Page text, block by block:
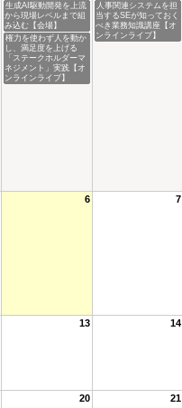
6 7
13 14
20 21
生成AI駆動開発を上流
から現場レベルまで組
み込む【会場】
人事関連システムを担
当するSEが知っておく
べき業務知識講座【オ
ンラインライブ】
権力を使わず人を動か
し、満足度を上げる
「ステークホルダーマ
ネジメント」実践【オ
ンラインライブ】